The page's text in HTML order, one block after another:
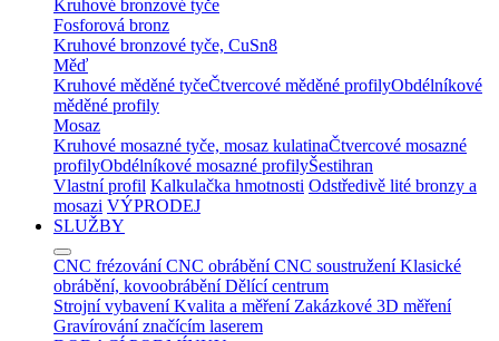
Kruhové bronzové tyče
Fosforová bronz
Kruhové bronzové tyče, CuSn8
Měď
Kruhové měděné tyčeČtvercové měděné profilyObdélníkové
měděné profily
Mosaz
Kruhové mosazné tyče, mosaz kulatinaČtvercové mosazné
profilyObdélníkové mosazné profilyŠestihran
Vlastní profil Kalkulačka hmotnosti Odstředivě lité bronzy a
mosazi VÝPRODEJ
SLUŽBY
CNC frézování CNC obrábění CNC soustružení Klasické
obrábění, kovoobrábění Dělící centrum
Strojní vybavení Kvalita a měření Zakázkové 3D měření
Gravírování značícím laserem